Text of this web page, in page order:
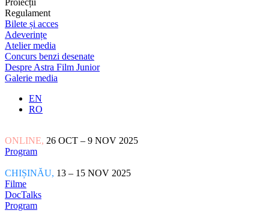
Regulament
Bilete și acces
Adeverințe
Atelier media
Concurs benzi desenate
Despre Astra Film Junior
Galerie media
EN
RO
ONLINE, 26 OCT – 9 NOV 2025
Program
CHIȘINĂU, 13 – 15 NOV 2025
Filme
DocTalks
Program